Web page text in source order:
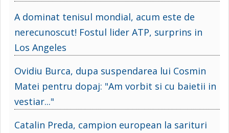
A dominat tenisul mondial, acum este de
nerecunoscut! Fostul lider ATP, surprins in
Los Angeles
Ovidiu Burca, dupa suspendarea lui Cosmin
Matei pentru dopaj: "Am vorbit si cu baietii in
vestiar..."
Catalin Preda, campion european la sarituri